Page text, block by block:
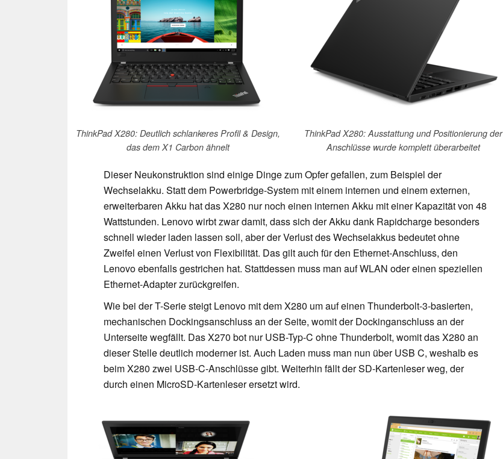
ThinkPad X280: Deutlich schlankeres Profil & Design,
das dem X1 Carbon ähnelt
ThinkPad X280: Ausstattung und Positionierung der
Anschlüsse wurde komplett überarbeitet
Dieser Neukonstruktion sind einige Dinge zum Opfer gefallen, zum Beispiel der
Wechselakku. Statt dem Powerbridge-System mit einem internen und einem externen,
erweiterbaren Akku hat das X280 nur noch einen internen Akku mit einer Kapazität von 48
Wattstunden. Lenovo wirbt zwar damit, dass sich der Akku dank Rapidcharge besonders
schnell wieder laden lassen soll, aber der Verlust des Wechselakkus bedeutet ohne
Zweifel einen Verlust von Flexibilität. Das gilt auch für den Ethernet-Anschluss, den
Lenovo ebenfalls gestrichen hat. Stattdessen muss man auf WLAN oder einen speziellen
Ethernet-Adapter zurückgreifen.
Wie bei der T-Serie steigt Lenovo mit dem X280 um auf einen Thunderbolt-3-basierten,
mechanischen Dockingsanschluss an der Seite, womit der Dockinganschluss an der
Unterseite wegfällt. Das X270 bot nur USB-Typ-C ohne Thunderbolt, womit das X280 an
dieser Stelle deutlich moderner ist. Auch Laden muss man nun über USB C, weshalb es
beim X280 zwei USB-C-Anschlüsse gibt. Weiterhin fällt der SD-Kartenleser weg, der
durch einen MicroSD-Kartenleser ersetzt wird.